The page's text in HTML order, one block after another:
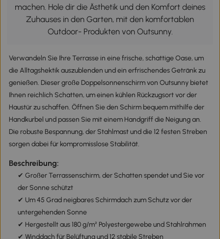
machen. Hole dir die Ästhetik und den Komfort deines
Zuhauses in den Garten, mit den komfortablen
Outdoor- Produkten von Outsunny.
Verwandeln Sie Ihre Terrasse in eine frische, schattige Oase, um
die Alltagshektik auszublenden und ein erfrischendes Getränk zu
genießen. Dieser große Doppelsonnenschirm von Outsunny bietet
Ihnen reichlich Schatten, um einen kühlen Rückzugsort vor der
Haustür zu schaffen. Öffnen Sie den Schirm bequem mithilfe der
Handkurbel und passen Sie mit einem Handgriff die Neigung an.
Die robuste Bespannung, der Stahlmast und die 12 festen Streben
sorgen dabei für kompromisslose Stabilität.
Beschreibung:
✔ Großer Terrassenschirm, der Schatten spendet und Sie vor
der Sonne schützt
✔ Um 45 Grad neigbares Schirmdach zum Schutz vor der
untergehenden Sonne
✔ Hergestellt aus 180 g/m² Polyestergewebe und Stahlrahmen
✔ Winddach für Belüftung und 12 stabile Streben